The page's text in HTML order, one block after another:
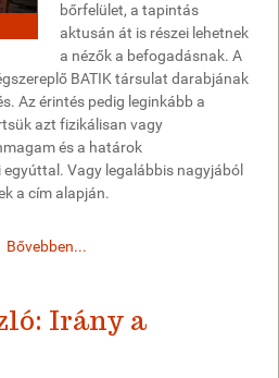
bőrfelület, a tapintás
aktusán át is részei lehetnek
a nézők a befogadásnak. A
BATIK társulat darabjának
Az érintés pedig leginkább a
azt fizikálisan vagy
és a határok
Vagy legalábbis nagyjából
a cím alapján.
Bővebben...
Irány a